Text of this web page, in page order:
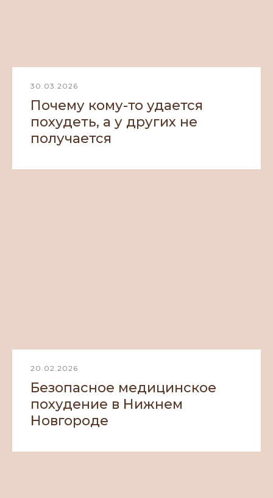
30.03.2026
Почему кому-то удается
похудеть, а у других не
получается
20.02.2026
Безопасное медицинское
похудение в Нижнем
Новгороде